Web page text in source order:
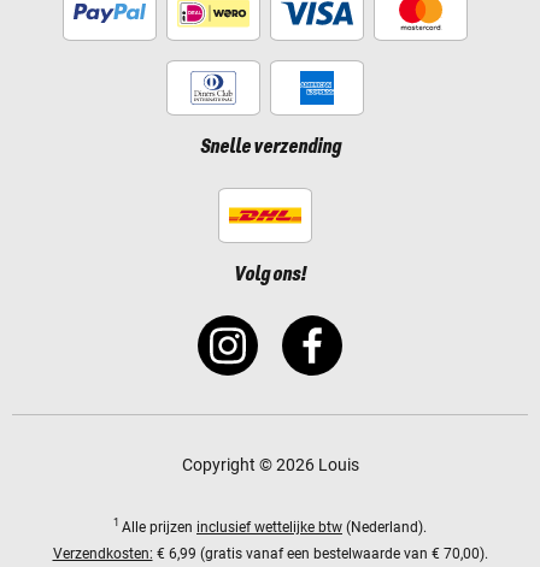
Snelle verzending
Volg ons!
Copyright © 2026 Louis
1 Alle prijzen inclusief wettelijke btw (Nederland).
Verzendkosten: € 6,99 (gratis vanaf een bestelwaarde van € 70,00).